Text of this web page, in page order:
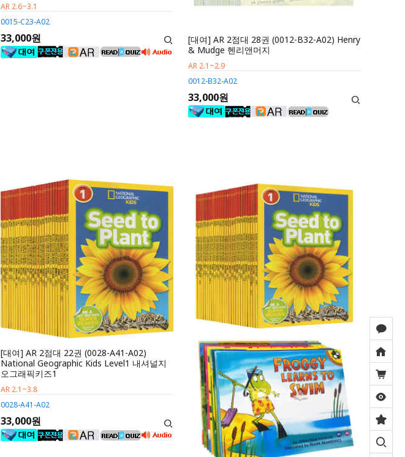
AR 2.6~3.1
0015-C23-A02
33,000원
[대여] AR 2점대 28권 (0012-B32-A02) Henry
& Mudge 헨리앤머지
AR 2.1~2.9
0012-B32-A02
33,000원
[대여] AR 2점대 22권 (0028-A41-A02)
National Geographic Kids Level1 내셔널지
오그래픽키즈1
AR 2.1~3.8
0028-A41-A02
33,000원